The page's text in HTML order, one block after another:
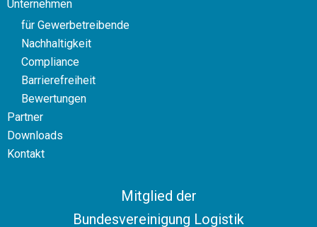
Unternehmen
für Gewerbetreibende
Nachhaltigkeit
Compliance
Barrierefreiheit
Bewertungen
Partner
Downloads
Kontakt
Mitglied der
Bundesvereinigung Logistik